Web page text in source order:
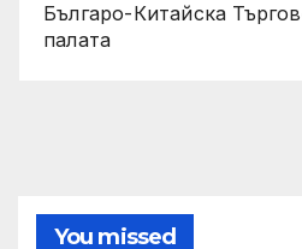
Българо-Китайска
палaта
You missed